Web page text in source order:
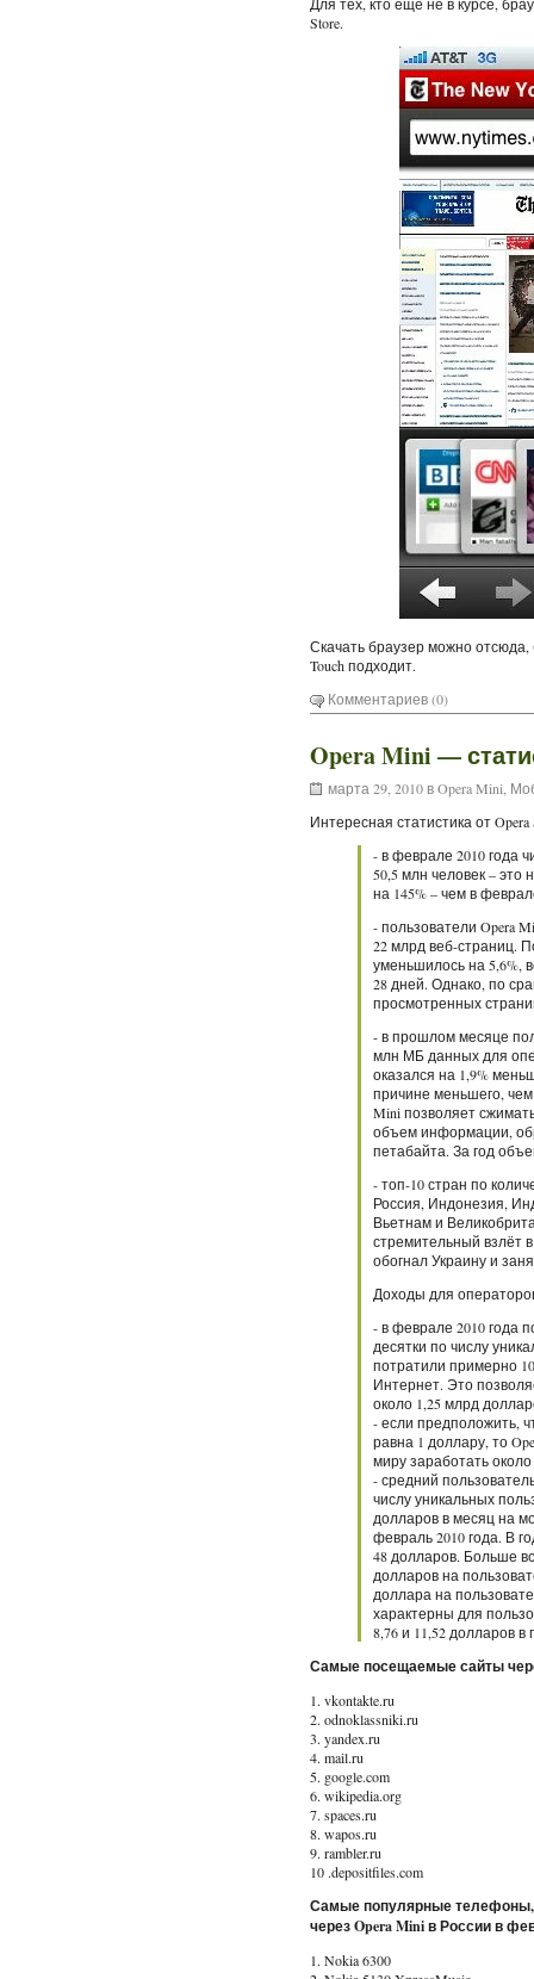
Store.
Скачать браузер можно отсюда,
Touch подходит.
Комментариев (0)
Opera Mini —
марта 29, 2010 вOpera Mini
Интересная статистика от
- в феврале 2010 года
50,5 млн человек – это
на 145% – чем в
- пользователи Opera
22 млрд веб-страниц.
уменьшилось на 5,6%,
28 дней. Однако, по
просмотренных
- в прошлом месяце
млн МБ данных для
оказался на 1,9%
причине меньшего,
Mini позволяет
объем информации,
петабайта. За год
- топ-10 стран по
Россия, Индонезия,
Вьетнам и
стремительный взлёт
обогнал Украину и
Доходы для
- в феврале 2010 года
десятки по числу
потратили примерно
Интернет. Это
около 1,25 млрд
- если предположить,
равна 1 доллару, то
миру заработать
- средний
числу уникальных
долларов в месяц на
февраль 2010 года. В
48 долларов. Больше
долларов на
доллара на
характерны для
8,76 и 11,52 долларов в
Самые посещаемые сайты
1. vkontakte.ru
2. odnoklassniki.ru
3. yandex.ru
4. mail.ru
5. google.com
6. wikipedia.org
7. spaces.ru
8. wapos.ru
9. rambler.ru
10 .depositfiles.com
Самые популярные телефоны,
через Opera Mini в России в
1. Nokia 6300